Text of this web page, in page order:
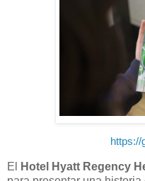
El Hotel Hyatt Regency